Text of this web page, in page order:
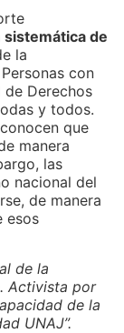
sistemática de
la
con
Derechos
y todos.
que
manera
las
nacional del
de manera
esos
de la
Activista por
de la
UNAJ”.